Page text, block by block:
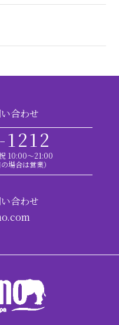
合わせ
10:00～21:00
場合は営業）
合わせ